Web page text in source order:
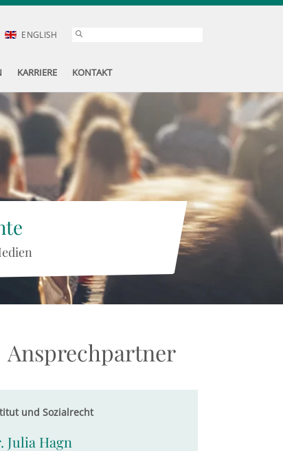
ENGLISH
KARRIERE KONTAKT
Ansprechpartner
und Sozialrecht
Julia Hagn